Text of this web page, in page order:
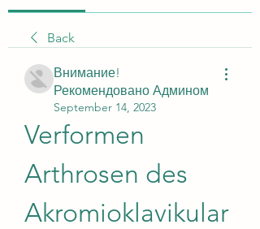
Back
Внимание!
Рекомендовано Админом
September 14, 2023
Verformen
Arthrosen des
Akromioklavikular